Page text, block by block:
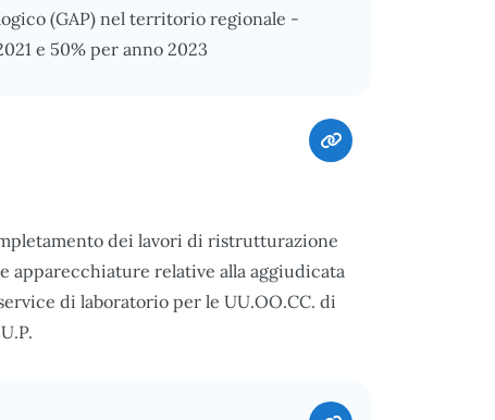
(GAP) nel territorio regionale -
e 50% per anno 2023
dei lavori di ristrutturazione
apparecchiature relative alla aggiudicata
di laboratorio per le UU.OO.CC. di